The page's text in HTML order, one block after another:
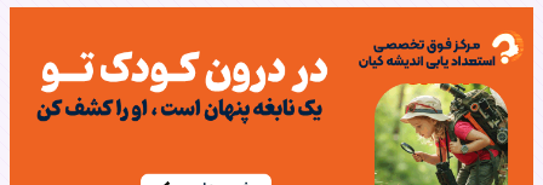
نام:
نظر: